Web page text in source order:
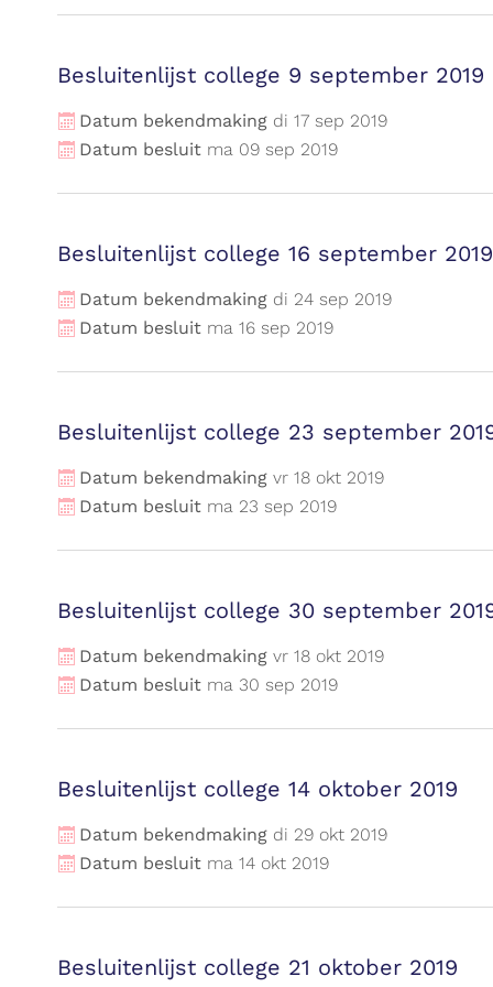
Besluitenlijst college 9 september 2019
Datum bekendmaking di 17 sep 2019
Datum besluit ma 09 sep 2019
Besluitenlijst college 16 september 2019
Datum bekendmaking di 24 sep 2019
Datum besluit ma 16 sep 2019
Besluitenlijst college 23 september
Datum bekendmaking vr 18 okt 2019
Datum besluit ma 23 sep 2019
Besluitenlijst college 30 september
Datum bekendmaking vr 18 okt 2019
Datum besluit ma 30 sep 2019
Besluitenlijst college 14 oktober 2019
Datum bekendmaking di 29 okt 2019
Datum besluit ma 14 okt 2019
Besluitenlijst college 21 oktober 2019